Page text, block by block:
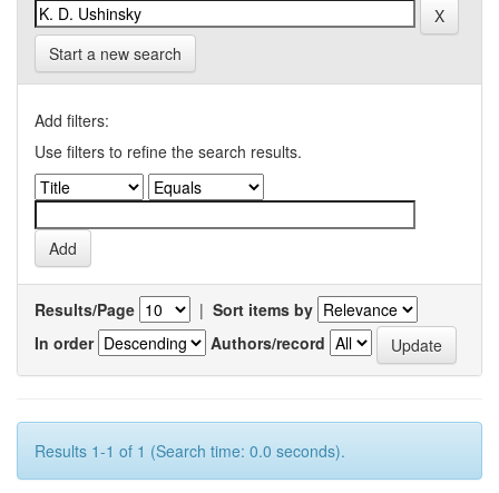
Start a new search
Add filters:
Use filters to refine the search results.
Results/Page | Sort items by
In order
Authors/record
Results 1-1 of 1 (Search time: 0.0 seconds).